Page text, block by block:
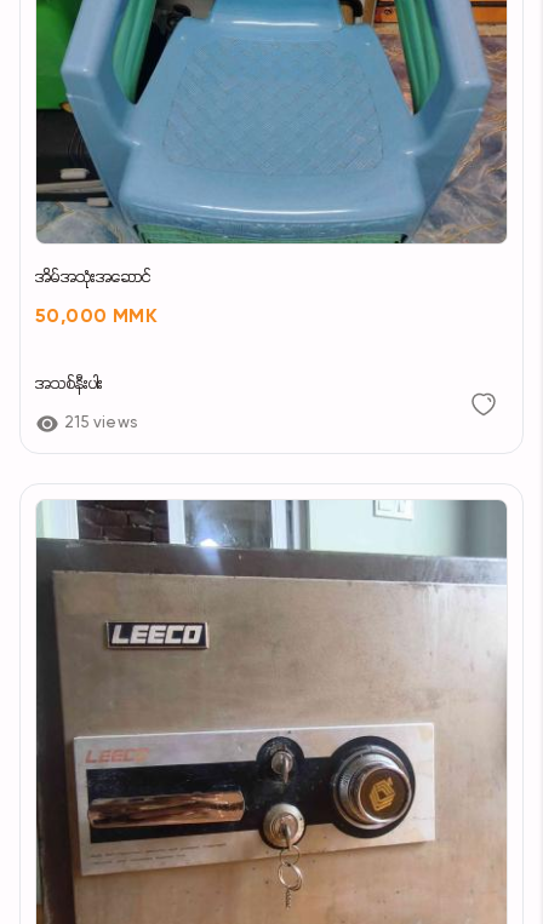
အိမ်အသုံးအဆောင်
50,000 MMK
အသစ်နီးပါး
215 views